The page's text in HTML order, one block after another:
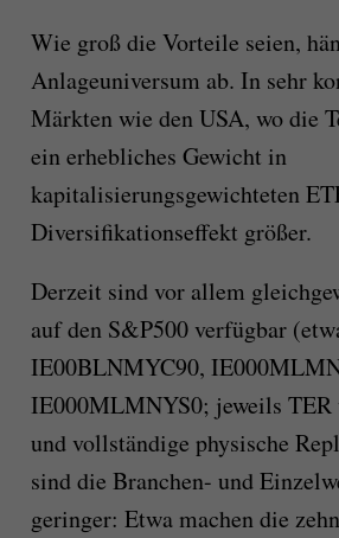
Wie groß die Vorteile seien,
Anlageuniversum ab. In sehr
Märkten wie den USA, wo die
ein erhebliches Gewicht in
kapitalisierungsgewichteten
Diversifikationseffekt größer.
Derzeit sind vor allem
auf den S&P500 verfügbar
IE00BLNMYC90,
IE000MLMNYS0; jeweils TER
und vollständige physische
sind die Branchen- und
geringer: Etwa machen die